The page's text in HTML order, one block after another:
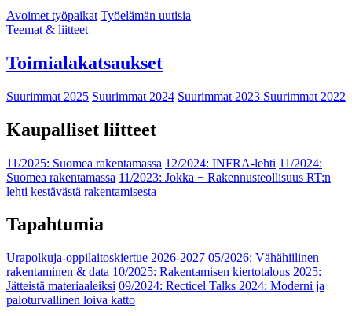
Avoimet työpaikat Työelämän uutisia
Teemat & liitteet
Toimialakatsaukset
Suurimmat 2025 Suurimmat 2024 Suurimmat 2023 Suurimmat 2022
Kaupalliset liitteet
11/2025: Suomea rakentamassa 12/2024: INFRA-lehti 11/2024:
Suomea rakentamassa 11/2023: Jokka − Rakennusteollisuus RT:n
lehti kestävästä rakentamisesta
Tapahtumia
Urapolkuja-oppilaitoskiertue 2026-2027 05/2026: Vähähiilinen
rakentaminen & data 10/2025: Rakentamisen kiertotalous 2025:
Jätteistä materiaaleiksi 09/2024: Recticel Talks 2024: Moderni ja
paloturvallinen loiva katto